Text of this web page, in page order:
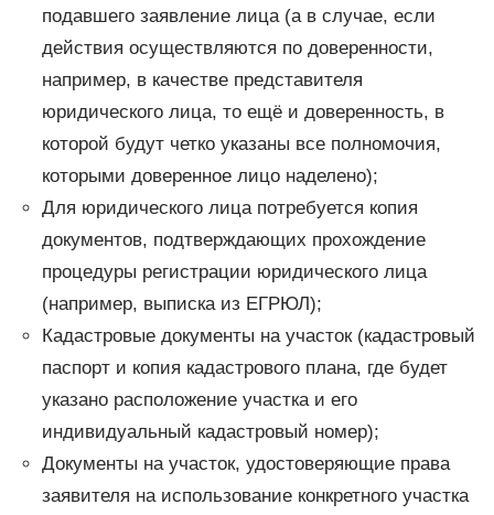
подавшего заявление лица (а в случае, если
действия осуществляются по доверенности,
например, в качестве представителя
юридического лица, то ещё и доверенность, в
которой будут четко указаны все полномочия,
которыми доверенное лицо наделено);
Для юридического лица потребуется копия
документов, подтверждающих прохождение
процедуры регистрации юридического лица
(например, выписка из ЕГРЮЛ);
Кадастровые документы на участок (кадастровый
паспорт и копия кадастрового плана, где будет
указано расположение участка и его
индивидуальный кадастровый номер);
Документы на участок, удостоверяющие права
заявителя на использование конкретного участка